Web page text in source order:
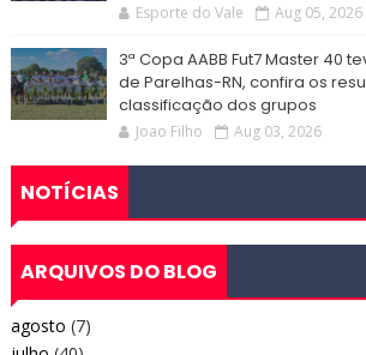
Esporte do Vale Aug 05, 2026
3ª Copa AABB Fut7 Master 40
de Parelhas-RN, confira os
classificação dos grupos
Joao Filho Aug 03, 2026
NOTÍCIAS
ARQUIVOS DO BLOG
agosto (7)